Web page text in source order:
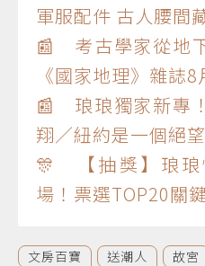
軍服配件 古人腰間
📰 考古學家從地
《國家地理》雜誌
📰 琅琅獨家新專
翔／紐約是一個絕
🎊 【抽獎】琅琅
場！票選TOP20關
文房百寶 送潮人 故宮